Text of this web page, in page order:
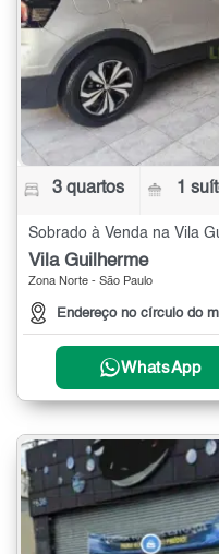
3 quartos 1
Sobrado à Venda na Vila
Vila Guilherme
Zona Norte - São Paulo
Endereço no círculo do
WhatsApp